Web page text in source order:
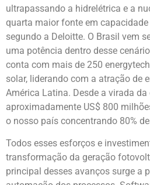
ultrapassando a hidrelétrica e a
quarta maior fonte em
segundo a Deloitte. O Brasil vem
uma potência dentro desse
conta com mais de 250
solar, liderando com a atração de
América Latina. Desde a virada
aproximadamente US$ 800
o nosso país concentrando 80%
Todos esses esforços e
transformação da geração
principal desses avanços surge a